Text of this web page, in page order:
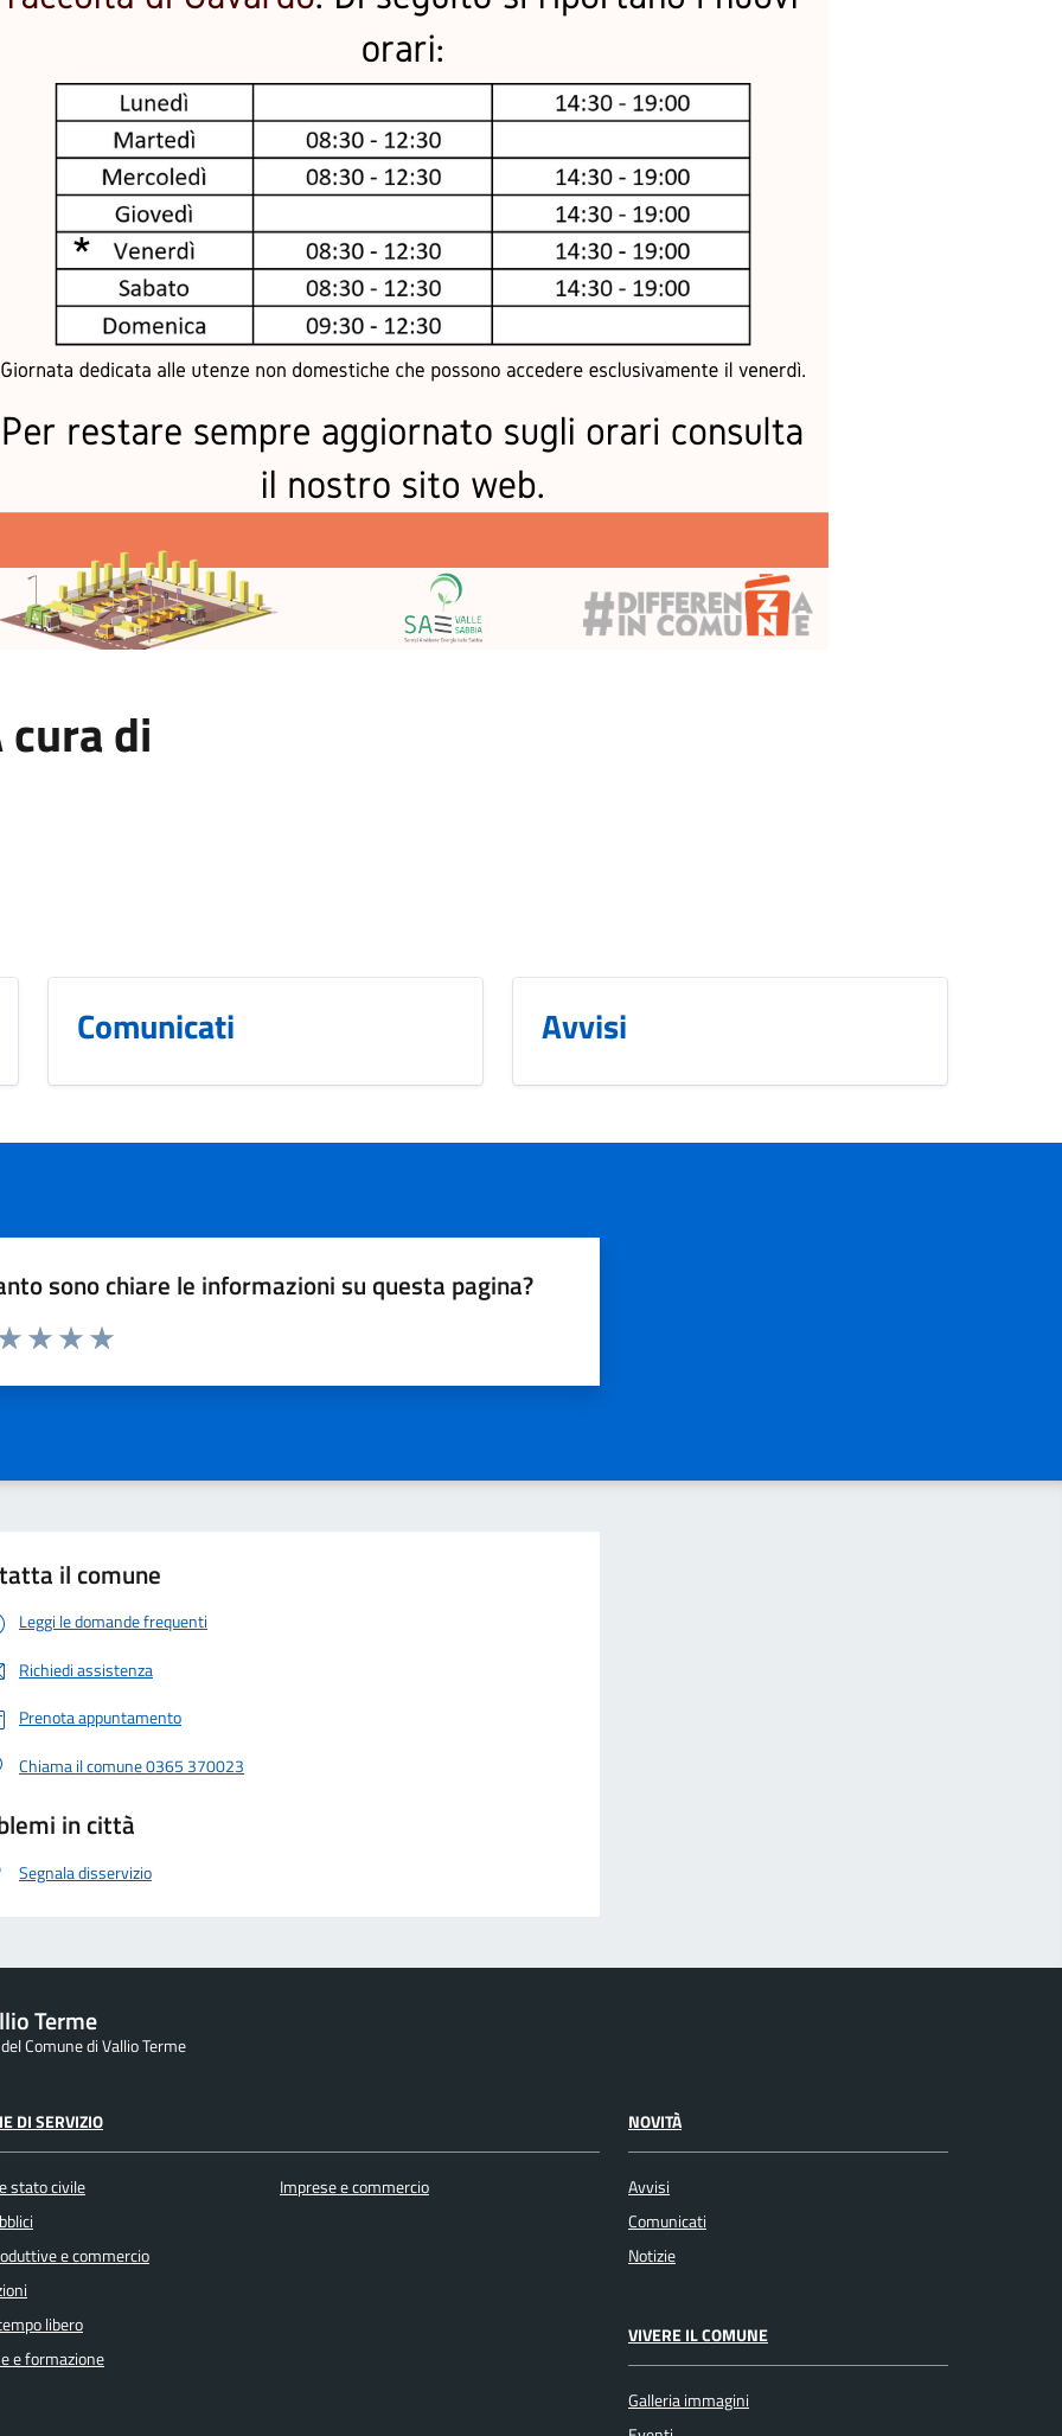
cura di
Comunicati Avvisi
sono chiare le informazioni su questa pagina?
1 a 5 stelle la pagina
il comune
Leggi le domande frequenti
Richiedi assistenza
Prenota appuntamento
Chiama il comune 0365 370023
in città
Segnala disservizio
Terme
Comune di Vallio Terme
DI SERVIZIO
stato civile
e commercio
libero
e formazione
Imprese e commercio
NOVITÀ
Avvisi
Comunicati
Notizie
VIVERE IL COMUNE
Galleria immagini